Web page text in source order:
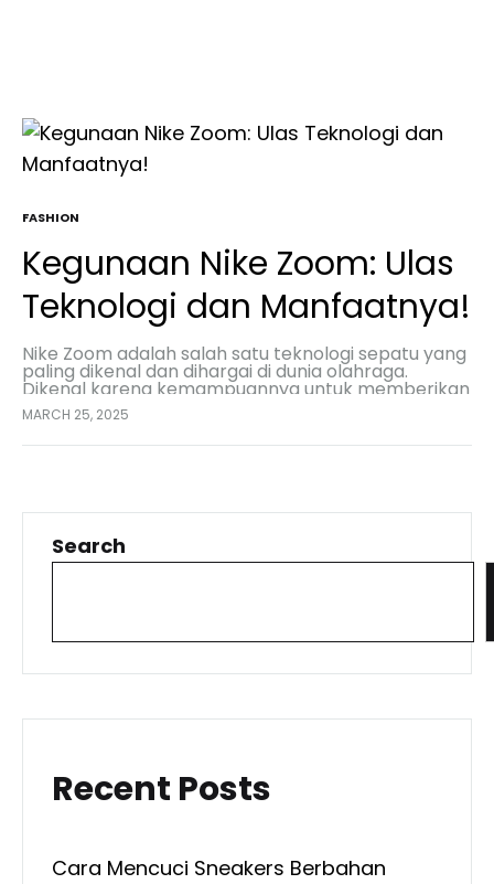
FASHION
Kegunaan Nike Zoom: Ulas
Teknologi dan Manfaatnya!
Nike Zoom adalah salah satu teknologi sepatu yang
paling dikenal dan dihargai di dunia olahraga.
Dikenal karena kemampuannya untuk memberikan
performa tinggi dan kenyamanan, Nike Zoom telah
menjadi pilihan utama…
MARCH 25, 2025
Search
Recent Posts
Cara Mencuci Sneakers Berbahan